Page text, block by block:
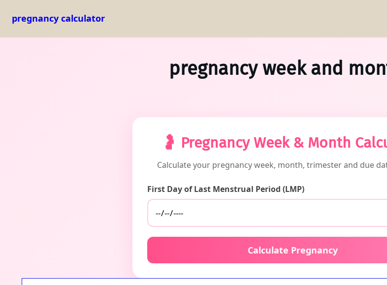
pregnancy calculator
pregnancy week and
🤰 Pregnancy Week & Month
Calculate your pregnancy week, month, trimester and due
First Day of Last Menstrual Period (LMP)
Calculate Pregnancy